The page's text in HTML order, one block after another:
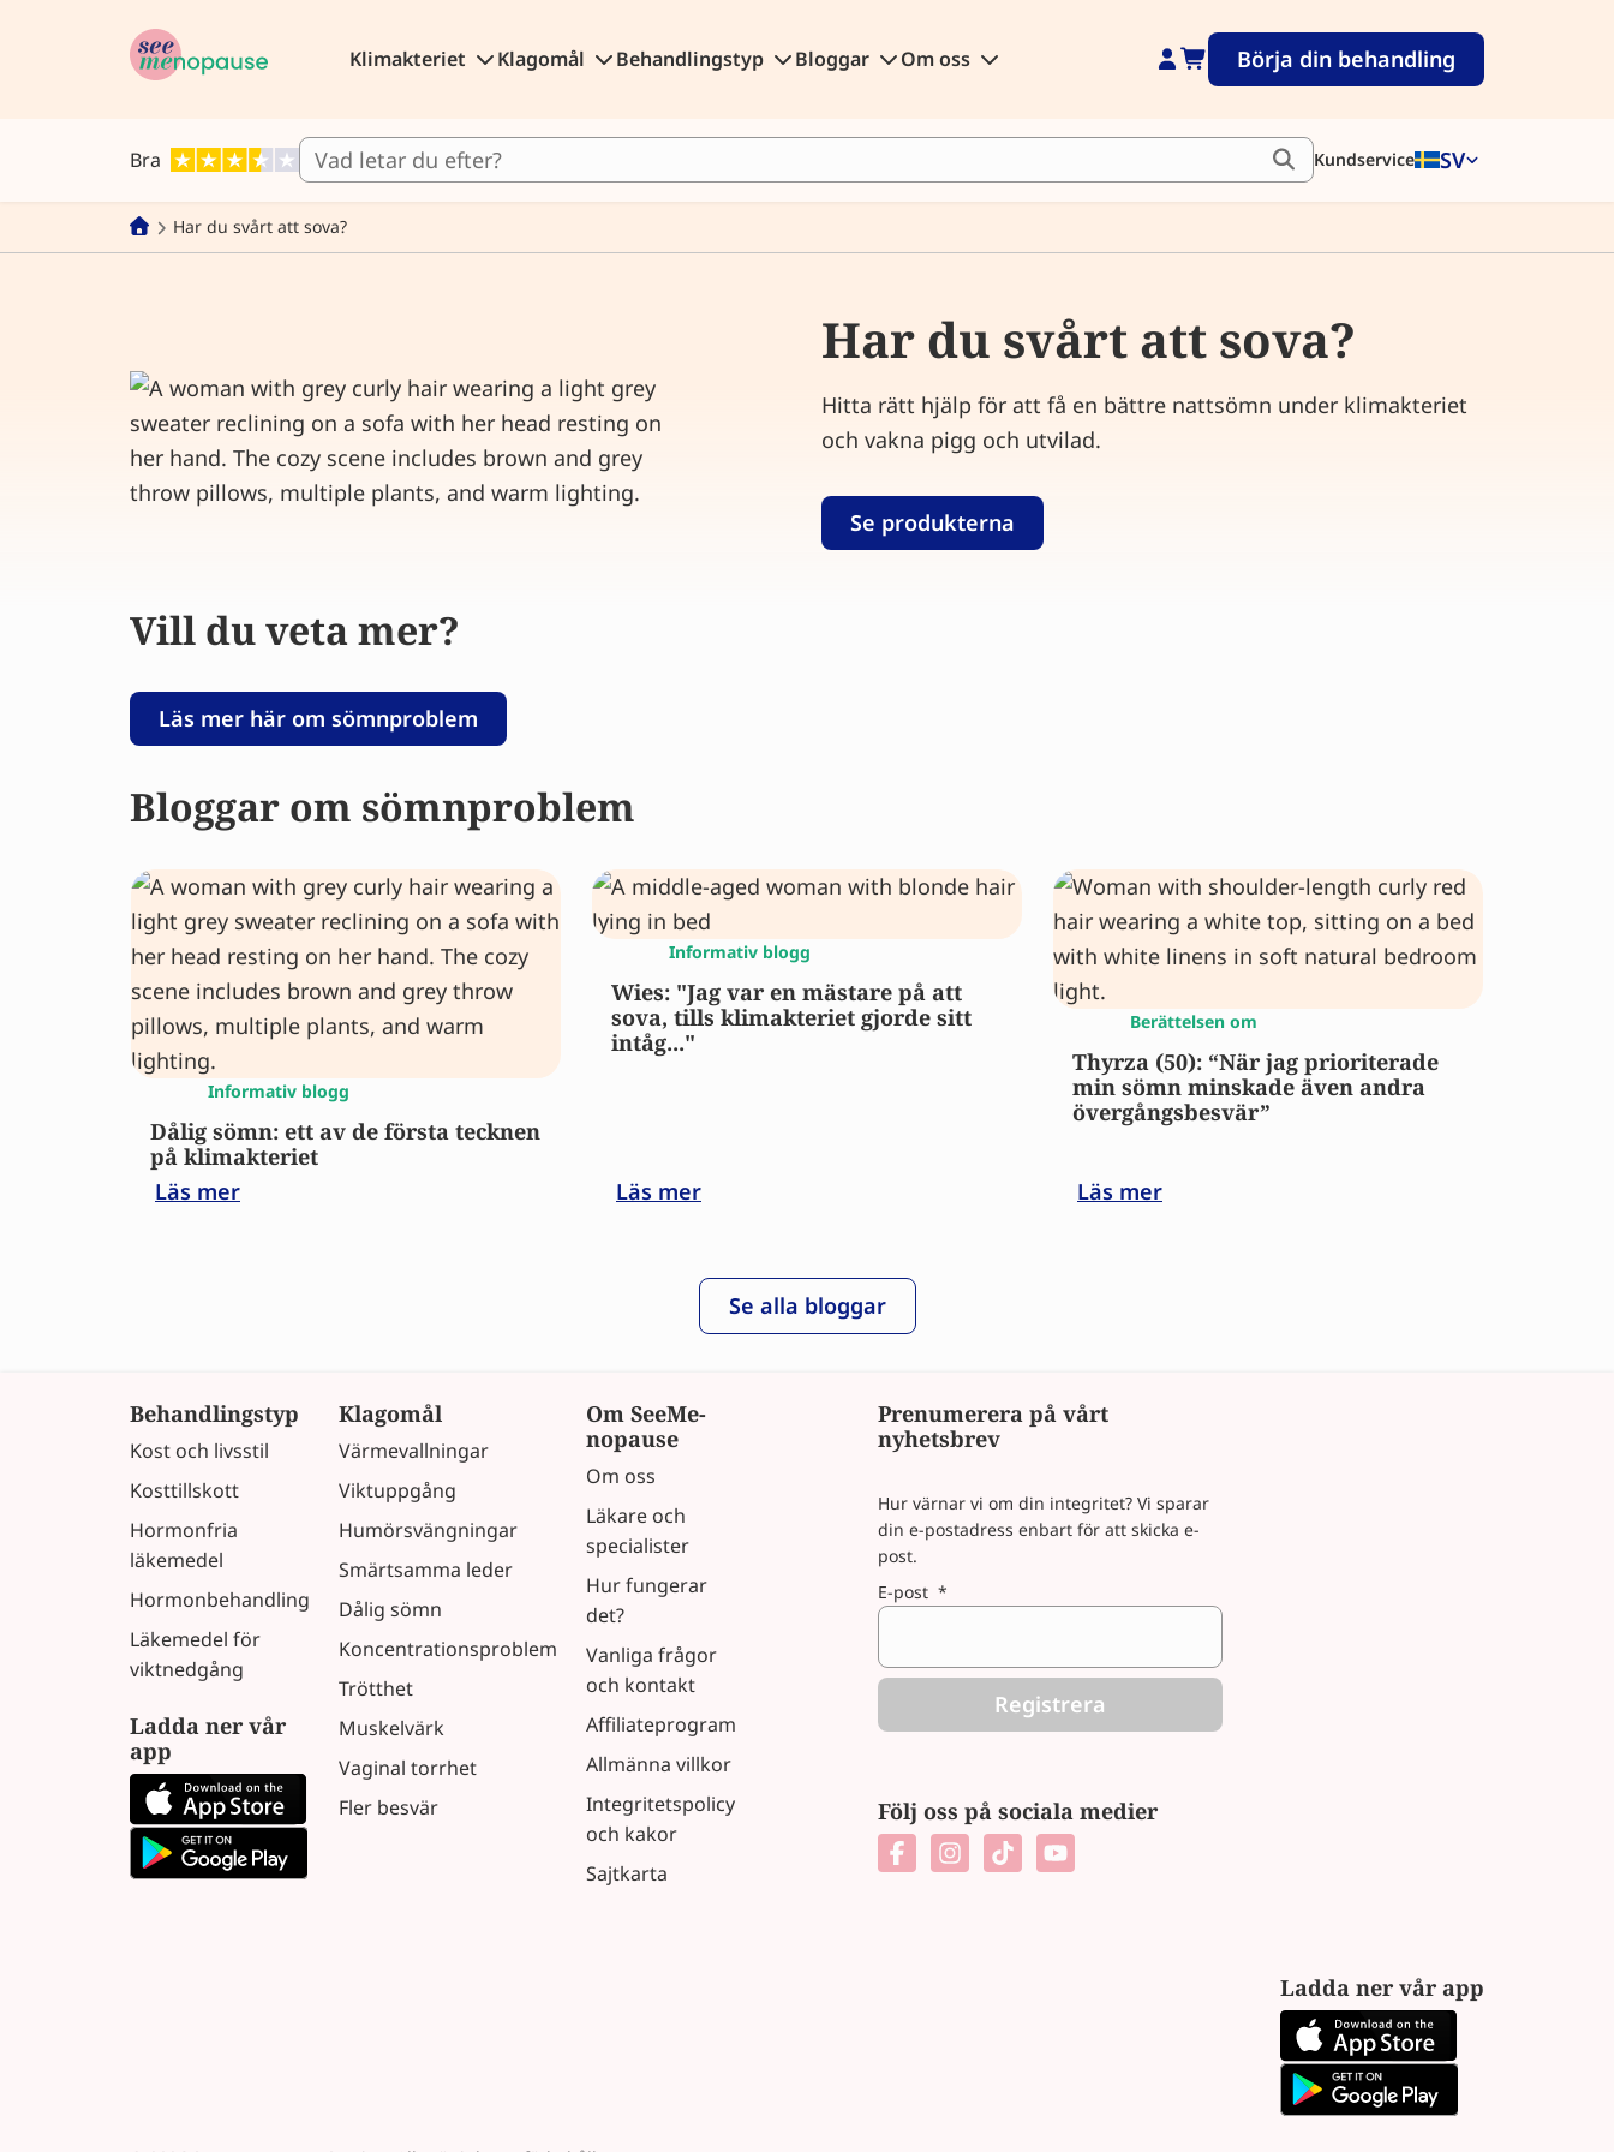
Klimakteriet Klagomål Behandlingstyp Bloggar Om oss Börja din behandling
Bra Kundservice SV
Har du svårt att sova?
Har du svårt att sova?
Hitta rätt hjälp för att få en bättre nattsömn under klimakteriet
och vakna pigg och utvilad.
Se produkterna
Vill du veta mer?
Läs mer här om sömnproblem
Bloggar om sömnproblem
Informativ blogg
Dålig sömn: ett av de första tecknen
på klimakteriet
Läs mer
Informativ blogg
Wies: "Jag var en mästare på att
sova, tills klimakteriet gjorde sitt
intåg..."
Läs mer
Berättelsen om
Thyrza (50): “När jag prioriterade
min sömn minskade även andra
övergångsbesvär”
Läs mer
Se alla bloggar
Behandlingstyp
Kost och livsstil
Kosttillskott
Hormonfria
läkemedel
Hormonbehandling
Läkemedel för
viktnedgång
Ladda ner vår
app
Klagomål
Värmevallningar
Viktuppgång
Humörsvängningar
Smärtsamma leder
Dålig sömn
Koncentrationsproblem
Trötthet
Muskelvärk
Vaginal torrhet
Fler besvär
Om SeeMe-
nopause
Om oss
Läkare och
specialister
Hur fungerar
det?
Vanliga frågor
och kontakt
Affiliateprogram
Allmänna villkor
Integritetspolicy
och kakor
Sajtkarta
Prenumerera på vårt
nyhetsbrev
E-post *
Registrera
Hur värnar vi om din integritet? Vi sparar
din e-postadress enbart för att skicka e-
post.
Följ oss på sociala medier
Ladda ner vår app